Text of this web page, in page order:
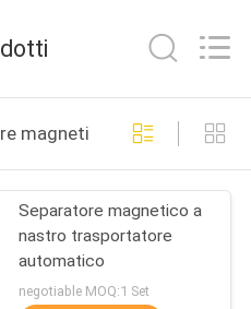
del
158
magnetico del nastro
Separatore magnetico a
nastro trasportatore
automatico
negotiable MOQ:1 Set